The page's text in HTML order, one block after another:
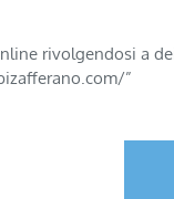
rivolgendosi a
”